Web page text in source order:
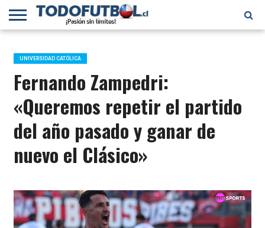
PRIMERA
B
SELECCIÓN
CHILENA
CHILENOS
EN EL
MUNDO
FÚTBOL
INTERNACIONAL
UNIVERSIDAD CATÓLICA
Fernando Zampedri:
«Queremos repetir el partido
del año pasado y ganar de
nuevo el Clásico»